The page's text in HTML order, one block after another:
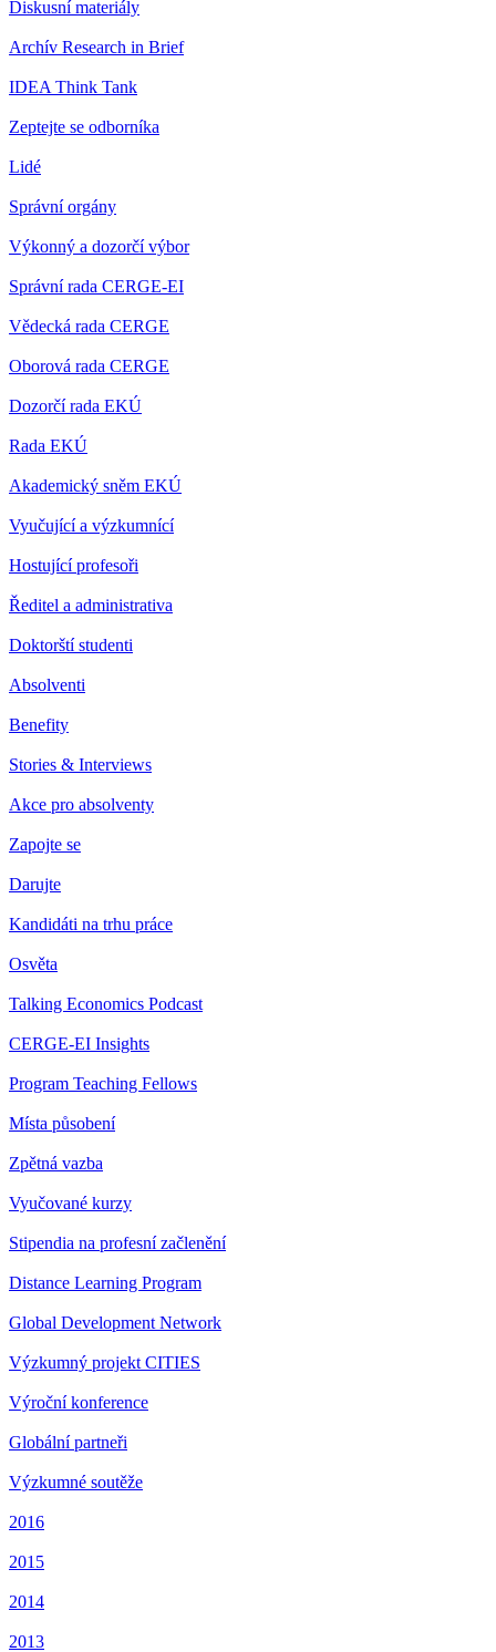
Diskusní materiály
Archív Research in Brief
IDEA Think Tank
Zeptejte se odborníka
Lidé
Správní orgány
Výkonný a dozorčí výbor
Správní rada CERGE-EI
Vědecká rada CERGE
Oborová rada CERGE
Dozorčí rada EKÚ
Rada EKÚ
Akademický sněm EKÚ
Vyučující a výzkumnící
Hostující profesoři
Ředitel a administrativa
Doktorští studenti
Absolventi
Benefity
Stories & Interviews
Akce pro absolventy
Zapojte se
Darujte
Kandidáti na trhu práce
Osvěta
Talking Economics Podcast
CERGE-EI Insights
Program Teaching Fellows
Místa působení
Zpětná vazba
Vyučované kurzy
Stipendia na profesní začlenění
Distance Learning Program
Global Development Network
Výzkumný projekt CITIES
Výroční konference
Globální partneři
Výzkumné soutěže
2016
2015
2014
2013